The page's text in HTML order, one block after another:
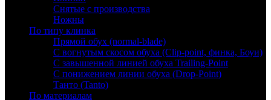
Снятые с производства
Ножны
По типу клинка
Прямой обух (normal-blade)
С вогнутым скосом обуха (Clip-point, финка, Боуи)
С завышенной линией обуха Trailing-Point
С понижением линии обуха (Drop-Point)
Танто (Tanto)
По материалам